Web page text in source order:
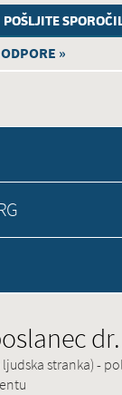
»
ljudska stranka) -